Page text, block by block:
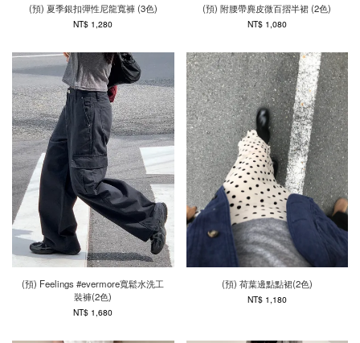
(預) 夏季銀扣彈性尼龍寬褲 (3色)
NT$ 1,280
(預) 附腰帶麂皮微百摺半裙 (2色)
NT$ 1,080
(預) Feelings #evermore寬鬆水洗工
裝褲(2色)
NT$ 1,680
(預) 荷葉邊點點裙(2色)
NT$ 1,180